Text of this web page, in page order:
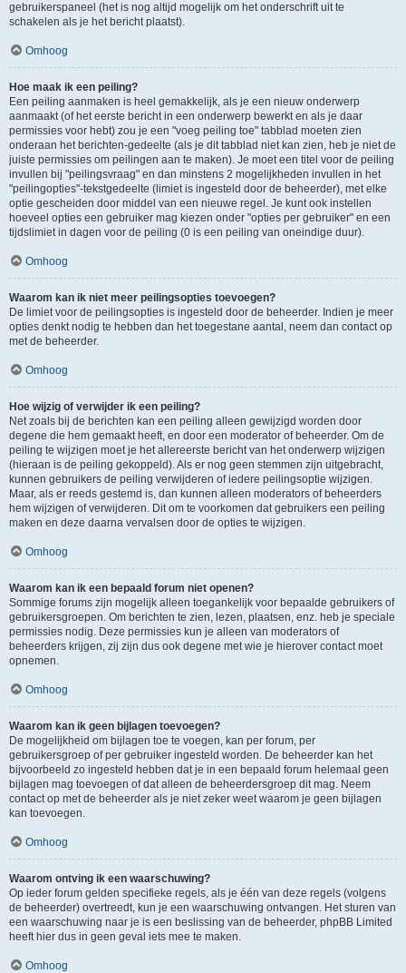
gebruikerspaneel (het is nog altijd mogelijk om het onderschrift uit te
schakelen als je het bericht plaatst).
Omhoog
Hoe maak ik een peiling?
Een peiling aanmaken is heel gemakkelijk, als je een nieuw onderwerp
aanmaakt (of het eerste bericht in een onderwerp bewerkt en als je daar
permissies voor hebt) zou je een "voeg peiling toe" tabblad moeten zien
onderaan het berichten-gedeelte (als je dit tabblad niet kan zien, heb je niet de
juiste permissies om peilingen aan te maken). Je moet een titel voor de peiling
invullen bij "peilingsvraag" en dan minstens 2 mogelijkheden invullen in het
"peilingopties"-tekstgedeelte (limiet is ingesteld door de beheerder), met elke
optie gescheiden door middel van een nieuwe regel. Je kunt ook instellen
hoeveel opties een gebruiker mag kiezen onder "opties per gebruiker" en een
tijdslimiet in dagen voor de peiling (0 is een peiling van oneindige duur).
Omhoog
Waarom kan ik niet meer peilingsopties toevoegen?
De limiet voor de peilingsopties is ingesteld door de beheerder. Indien je meer
opties denkt nodig te hebben dan het toegestane aantal, neem dan contact op
met de beheerder.
Omhoog
Hoe wijzig of verwijder ik een peiling?
Net zoals bij de berichten kan een peiling alleen gewijzigd worden door
degene die hem gemaakt heeft, en door een moderator of beheerder. Om de
peiling te wijzigen moet je het allereerste bericht van het onderwerp wijzigen
(hieraan is de peiling gekoppeld). Als er nog geen stemmen zijn uitgebracht,
kunnen gebruikers de peiling verwijderen of iedere peilingsoptie wijzigen.
Maar, als er reeds gestemd is, dan kunnen alleen moderators of beheerders
hem wijzigen of verwijderen. Dit om te voorkomen dat gebruikers een peiling
maken en deze daarna vervalsen door de opties te wijzigen.
Omhoog
Waarom kan ik een bepaald forum niet openen?
Sommige forums zijn mogelijk alleen toegankelijk voor bepaalde gebruikers of
gebruikersgroepen. Om berichten te zien, lezen, plaatsen, enz. heb je speciale
permissies nodig. Deze permissies kun je alleen van moderators of
beheerders krijgen, zij zijn dus ook degene met wie je hierover contact moet
opnemen.
Omhoog
Waarom kan ik geen bijlagen toevoegen?
De mogelijkheid om bijlagen toe te voegen, kan per forum, per
gebruikersgroep of per gebruiker ingesteld worden. De beheerder kan het
bijvoorbeeld zo ingesteld hebben dat je in een bepaald forum helemaal geen
bijlagen mag toevoegen of dat alleen de beheerdersgroep dit mag. Neem
contact op met de beheerder als je niet zeker weet waarom je geen bijlagen
kan toevoegen.
Omhoog
Waarom ontving ik een waarschuwing?
Op ieder forum gelden specifieke regels, als je één van deze regels (volgens
de beheerder) overtreedt, kun je een waarschuwing ontvangen. Het sturen van
een waarschuwing naar je is een beslissing van de beheerder, phpBB Limited
heeft hier dus in geen geval iets mee te maken.
Omhoog